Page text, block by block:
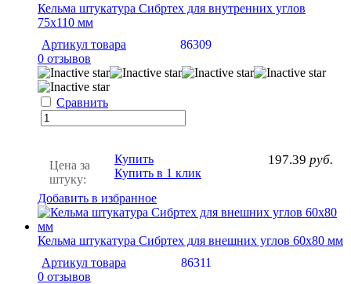
Кельма штукатура Сибртех для внутренних углов
75х110 мм
Артикул товара
86309
0 отзывов
Сравнить
Цена за
штуку:
197.39 руб.
Купить
Купить в 1 клик
Добавить в избранное
Кельма штукатура Сибртех для внешних углов 60х80 мм
Артикул товара
86311
0 отзывов